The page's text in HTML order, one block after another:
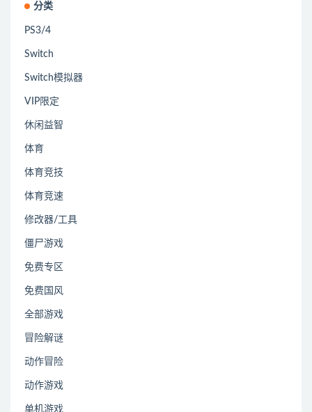
分类
PS3/4
Switch
Switch模拟器
VIP限定
休闲益智
体育
体育竞技
体育竞速
修改器/工具
僵尸游戏
免费专区
免费国风
全部游戏
冒险解谜
动作冒险
动作游戏
单机游戏